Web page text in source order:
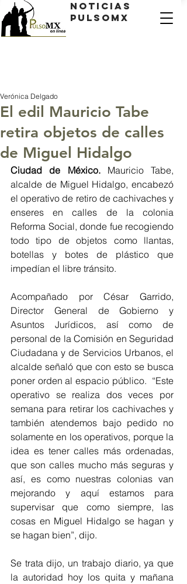
Noticias
PulsoMX
El edil Mauricio Tabe
retira objetos de calles
de Miguel Hidalgo
Verónica Delgado
Ciudad de México. Mauricio Tabe,
alcalde de Miguel Hidalgo, encabezó
el operativo de retiro de cachivaches y
enseres en calles de la colonia
Reforma Social, donde fue recogiendo
todo tipo de objetos como llantas,
botellas y botes de plástico que
impedían el libre tránsito.
Acompañado por César Garrido,
Director General de Gobierno y
Asuntos Jurídicos, así como de
personal de la Comisión en Seguridad
Ciudadana y de Servicios Urbanos, el
alcalde señaló que con esto se busca
poner orden al espacio público.  “Este
operativo se realiza dos veces por
semana para retirar los cachivaches y
también atendemos bajo pedido no
solamente en los operativos, porque la
idea es tener calles más ordenadas,
que son calles mucho más seguras y
así, es como nuestras colonias van
mejorando y aquí estamos para
supervisar que como siempre, las
cosas en Miguel Hidalgo se hagan y
se hagan bien”, dijo.
Se trata dijo, un trabajo diario, ya que
la autoridad hoy los quita y mañana